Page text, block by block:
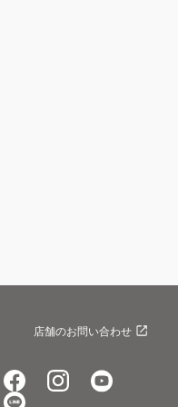
店舗のお問い合わせ